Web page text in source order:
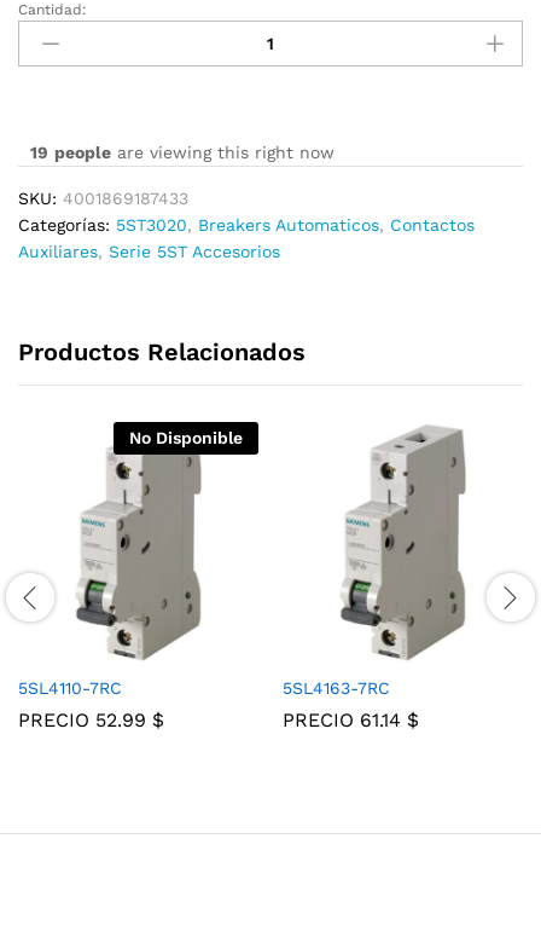
5ST3020
cantidad
Cantidad:
19 people are viewing this right now
SKU: 4001869187433
Categorías: 5ST3020, Breakers Automaticos, Contactos
Auxiliares, Serie 5ST Accesorios
Productos Relacionados
No Disponible
5SL4110-7RC
PRECIO 52.99 $
5SL4163-7RC
PRECIO 61.14 $